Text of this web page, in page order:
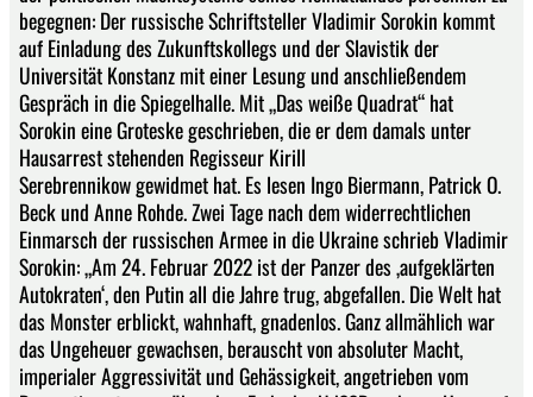
begegnen: Der russische Schriftsteller Vladimir Sorokin kommt
auf Einladung des Zukunftskollegs und der Slavistik der
Universität Konstanz mit einer Lesung und anschließendem
Gespräch in die Spiegelhalle. Mit „Das weiße Quadrat“ hat
Sorokin eine Groteske geschrieben, die er dem damals unter
Hausarrest stehenden Regisseur Kirill
Serebrennikow gewidmet hat. Es lesen Ingo Biermann, Patrick O.
Beck und Anne Rohde. Zwei Tage nach dem widerrechtlichen
Einmarsch der russischen Armee in die Ukraine schrieb Vladimir
Sorokin: „Am 24. Februar 2022 ist der Panzer des ‚aufgeklärten
Autokraten‘, den Putin all die Jahre trug, abgefallen. Die Welt hat
das Monster erblickt, wahnhaft, gnadenlos. Ganz allmählich war
das Ungeheuer gewachsen, berauscht von absoluter Macht,
imperialer Aggressivität und Gehässigkeit, angetrieben vom